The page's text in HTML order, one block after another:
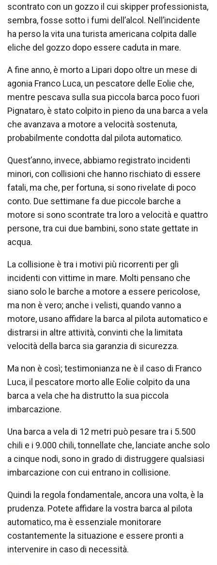
scontrato con un gozzo il cui skipper professionista,
sembra, fosse sotto i fumi dell’alcol. Nell’incidente
ha perso la vita una turista americana colpita dalle
eliche del gozzo dopo essere caduta in mare.
A fine anno, è morto a Lipari dopo oltre un mese di
agonia Franco Luca, un pescatore delle Eolie che,
mentre pescava sulla sua piccola barca poco fuori
Pignataro, è stato colpito in pieno da una barca a vela
che avanzava a motore a velocità sostenuta,
probabilmente condotta dal pilota automatico.
Quest’anno, invece, abbiamo registrato incidenti
minori, con collisioni che hanno rischiato di essere
fatali, ma che, per fortuna, si sono rivelate di poco
conto. Due settimane fa due piccole barche a
motore si sono scontrate tra loro a velocità e quattro
persone, tra cui due bambini, sono state gettate in
acqua.
La collisione è tra i motivi più ricorrenti per gli
incidenti con vittime in mare. Molti pensano che
siano solo le barche a motore a essere pericolose,
ma non è vero; anche i velisti, quando vanno a
motore, usano affidare la barca al pilota automatico e
distrarsi in altre attività, convinti che la limitata
velocità della barca sia garanzia di sicurezza.
Ma non è così; testimonianza ne è il caso di Franco
Luca, il pescatore morto alle Eolie colpito da una
barca a vela che ha distrutto la sua piccola
imbarcazione.
Una barca a vela di 12 metri può pesare tra i 5.500
chili e i 9.000 chili, tonnellate che, lanciate anche solo
a cinque nodi, sono in grado di distruggere qualsiasi
imbarcazione con cui entrano in collisione.
Quindi la regola fondamentale, ancora una volta, è la
prudenza. Potete affidare la vostra barca al pilota
automatico, ma è essenziale monitorare
costantemente la situazione e essere pronti a
intervenire in caso di necessità.